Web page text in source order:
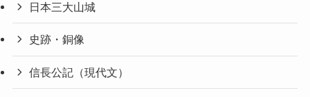
日本三大山城
史跡・銅像
信長公記（現代文）